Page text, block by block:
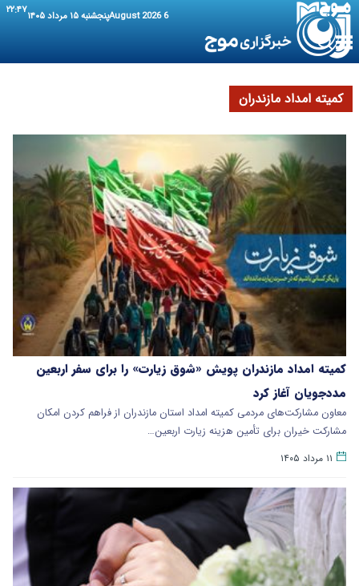
6 August 2026 پنجشنبه ۱۵ مرداد ۱۴۰۵ ۲۲:۴۷
کمیته امداد مازندران
کمیته امداد مازندران پویش «شوق زیارت» را برای سفر اربعین
مددجویان آغاز کرد
معاون مشارکت‌های مردمی کمیته امداد استان مازندران از فراهم کردن امکان
مشارکت خیران برای تأمین هزینه زیارت اربعین…
۱۱ مرداد ۱۴۰۵